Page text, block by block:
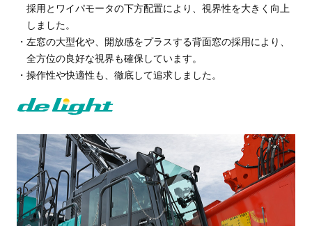
採用とワイパモータの下方配置により、視界性を大きく向上
しました。
・左窓の大型化や、開放感をプラスする背面窓の採用により、
全方位の良好な視界も確保しています。
・操作性や快適性も、徹底して追求しました。